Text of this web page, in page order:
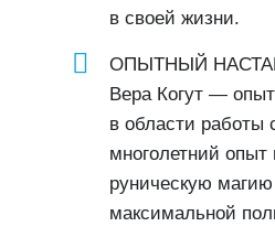
в своей жизни.
ОПЫТНЫЙ
Вера Когут —
в области работы
многолетний опыт
руническую
максимальной